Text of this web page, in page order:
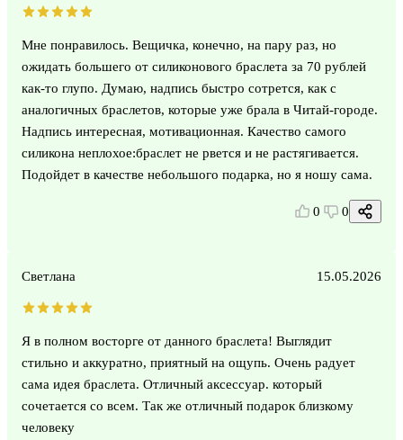
Мне понравилось. Вещичка, конечно, на пару раз, но
ожидать большего от силиконового браслета за 70 рублей
как-то глупо. Думаю, надпись быстро сотрется, как с
аналогичных браслетов, которые уже брала в Читай-городе.
Надпись интересная, мотивационная. Качество самого
силикона неплохое:браслет не рвется и не растягивается.
Подойдет в качестве небольшого подарка, но я ношу сама.
0 0
Светлана 15.05.2026
Я в полном восторге от данного браслета! Выглядит
стильно и аккуратно, приятный на ощупь. Очень радует
сама идея браслета. Отличный аксессуар. который
сочетается со всем. Так же отличный подарок близкому
человеку